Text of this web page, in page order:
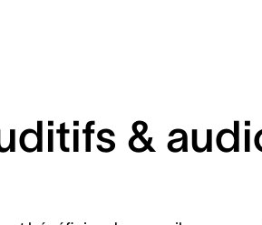
&